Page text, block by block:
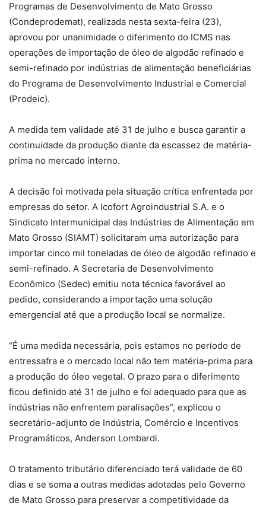
Programas de Desenvolvimento de Mato Grosso
(Condeprodemat), realizada nesta sexta-feira (23),
aprovou por unanimidade o diferimento do ICMS nas
operações de importação de óleo de algodão refinado e
semi-refinado por indústrias de alimentação beneficiárias
do Programa de Desenvolvimento Industrial e Comercial
(Prodeic).
A medida tem validade até 31 de julho e busca garantir a
continuidade da produção diante da escassez de matéria-
prima no mercado interno.
A decisão foi motivada pela situação crítica enfrentada por
empresas do setor. A Icofort Agroindustrial S.A. e o
Sindicato Intermunicipal das Indústrias de Alimentação em
Mato Grosso (SIAMT) solicitaram uma autorização para
importar cinco mil toneladas de óleo de algodão refinado e
semi-refinado. A Secretaria de Desenvolvimento
Econômico (Sedec) emitiu nota técnica favorável ao
pedido, considerando a importação uma solução
emergencial até que a produção local se normalize.
“É uma medida necessária, pois estamos no período de
entressafra e o mercado local não tem matéria-prima para
a produção do óleo vegetal. O prazo para o diferimento
ficou definido até 31 de julho e foi adequado para que as
indústrias não enfrentem paralisações”, explicou o
secretário-adjunto de Indústria, Comércio e Incentivos
Programáticos, Anderson Lombardi.
O tratamento tributário diferenciado terá validade de 60
dias e se soma a outras medidas adotadas pelo Governo
de Mato Grosso para preservar a competitividade da